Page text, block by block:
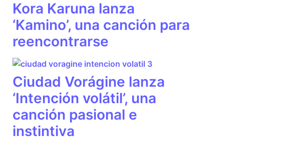
Kora Karuna lanza
‘Kamino’, una canción para
reencontrarse
Ciudad Vorágine lanza
‘Intención volátil’, una
canción pasional e
instintiva